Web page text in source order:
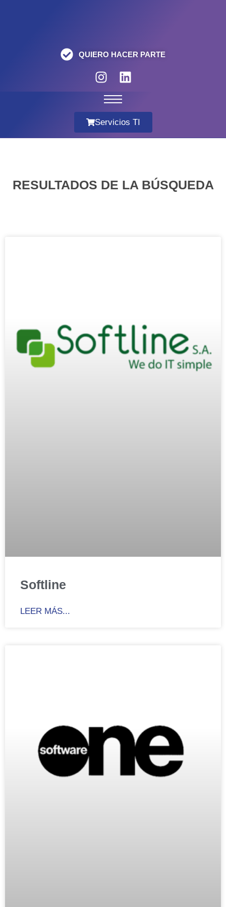
QUIERO HACER PARTE
Servicios TI
RESULTADOS DE LA BÚSQUEDA
Softline
LEER MÁS...